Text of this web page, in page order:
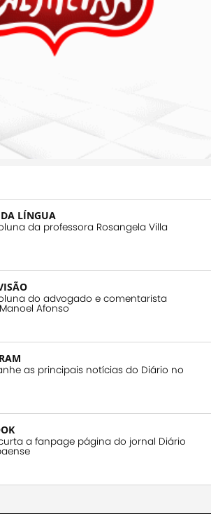
LÍNGUA
da professora Rosangela Villa
do advogado e comentarista
Afonso
as principais notícias do Diário no
a fanpage página do jornal Diário